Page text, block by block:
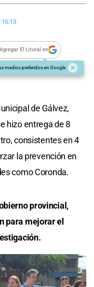
16:13
El Litoral en
medios preferidos en Google
de Gálvez,
hizo entrega de 8
consistentes en 4
la prevención en
como Coronda.
provincial,
para mejorar el